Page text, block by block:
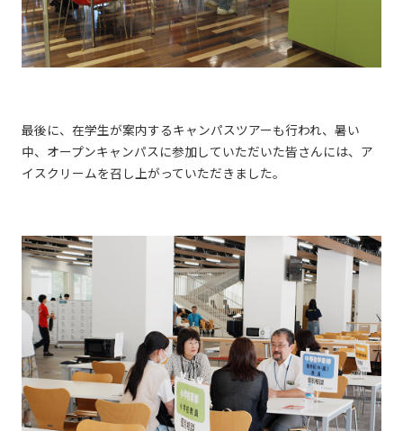
最後に、在学生が案内するキャンパスツアーも行われ、暑い
中、オープンキャンパスに参加していただいた皆さんには、ア
イスクリームを召し上がっていただきました。